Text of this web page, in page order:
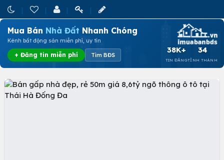
Mua Bán Nhà Đất Nhanh Chóng
Kênh bất động sản miễn phí, uy tín
+ Đăng tin miễn phí Tìm BĐS
38K+
TIN ĐĂNG
34
TỈNH THÀNH